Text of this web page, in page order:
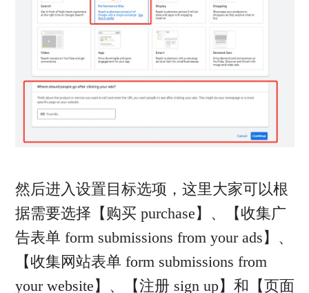
然后进入设置目标选项，这里大家可以根
据需要选择【购买 purchase】、【收集广
告表单 form submissions from your ads】、
【收集网站表单 form submissions from
your website】、【注册 sign up】和【页面